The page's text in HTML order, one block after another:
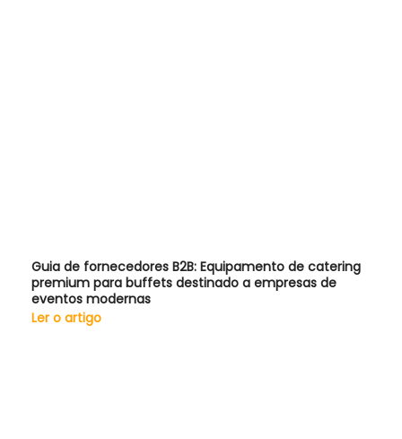
Guia de fornecedores B2B: Equipamento de catering
premium para buffets destinado a empresas de
eventos modernas
Ler o artigo